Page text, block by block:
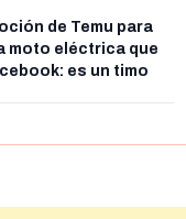
de Temu para
moto eléctrica que
es un timo